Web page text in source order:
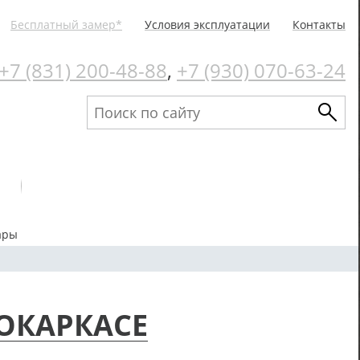
(831) 200-48-88, +7 (930) 070-63-24
Бесплатный замер* Условия эксплуатации Контакты